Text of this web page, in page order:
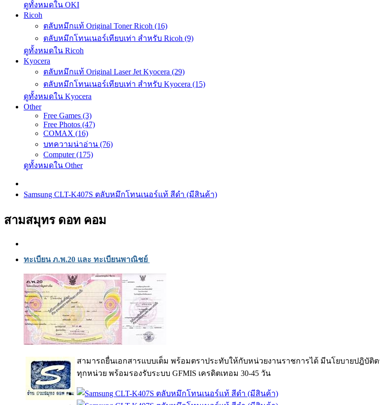
ดูทั้งหมดใน OKI
Ricoh
ตลับหมึกแท้ Original Toner Ricoh (16)
ตลับหมึกโทนเนอร์เทียบเท่า สำหรับ Ricoh (9)
ดูทั้งหมดใน Ricoh
Kyocera
ตลับหมึกแท้ Original Laser Jet Kyocera (29)
ตลับหมึกโทนเนอร์เทียบเท่า สำหรับ Kyocera (15)
ดูทั้งหมดใน Kyocera
Other
Free Games (3)
Free Photos (47)
COMAX (16)
บทความน่าอ่าน (76)
Computer (175)
ดูทั้งหมดใน Other
Samsung CLT-K407S ตลับหมึกโทนเนอร์แท้ สีดำ (มีสินค้า)
สามสมุทร ดอท คอม
ทะเบียน ภ.พ.20 และ ทะเบียนพาณิชย์
สามารถยื่นเอกสารแบบเต็ม พร้อมตราประทับให้กับหน่วยงานราชการได้ มีนโยบายปฎิบั
ทุกหน่วย พร้อมรองรับระบบ GFMIS เครดิตเทอม 30-45 วัน